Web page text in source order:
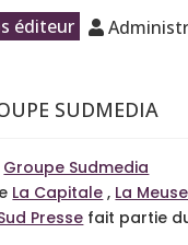
éditeur
SUDMEDIA
Groupe Sudmedia
La Capitale , La Meuse
Presse fait partie